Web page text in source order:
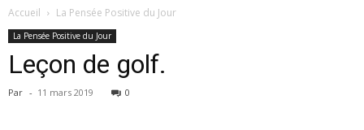
Accueil La Pensée Positive du Jour
La Pensée Positive du Jour
Leçon de golf.
Par - 11 mars 2019 0